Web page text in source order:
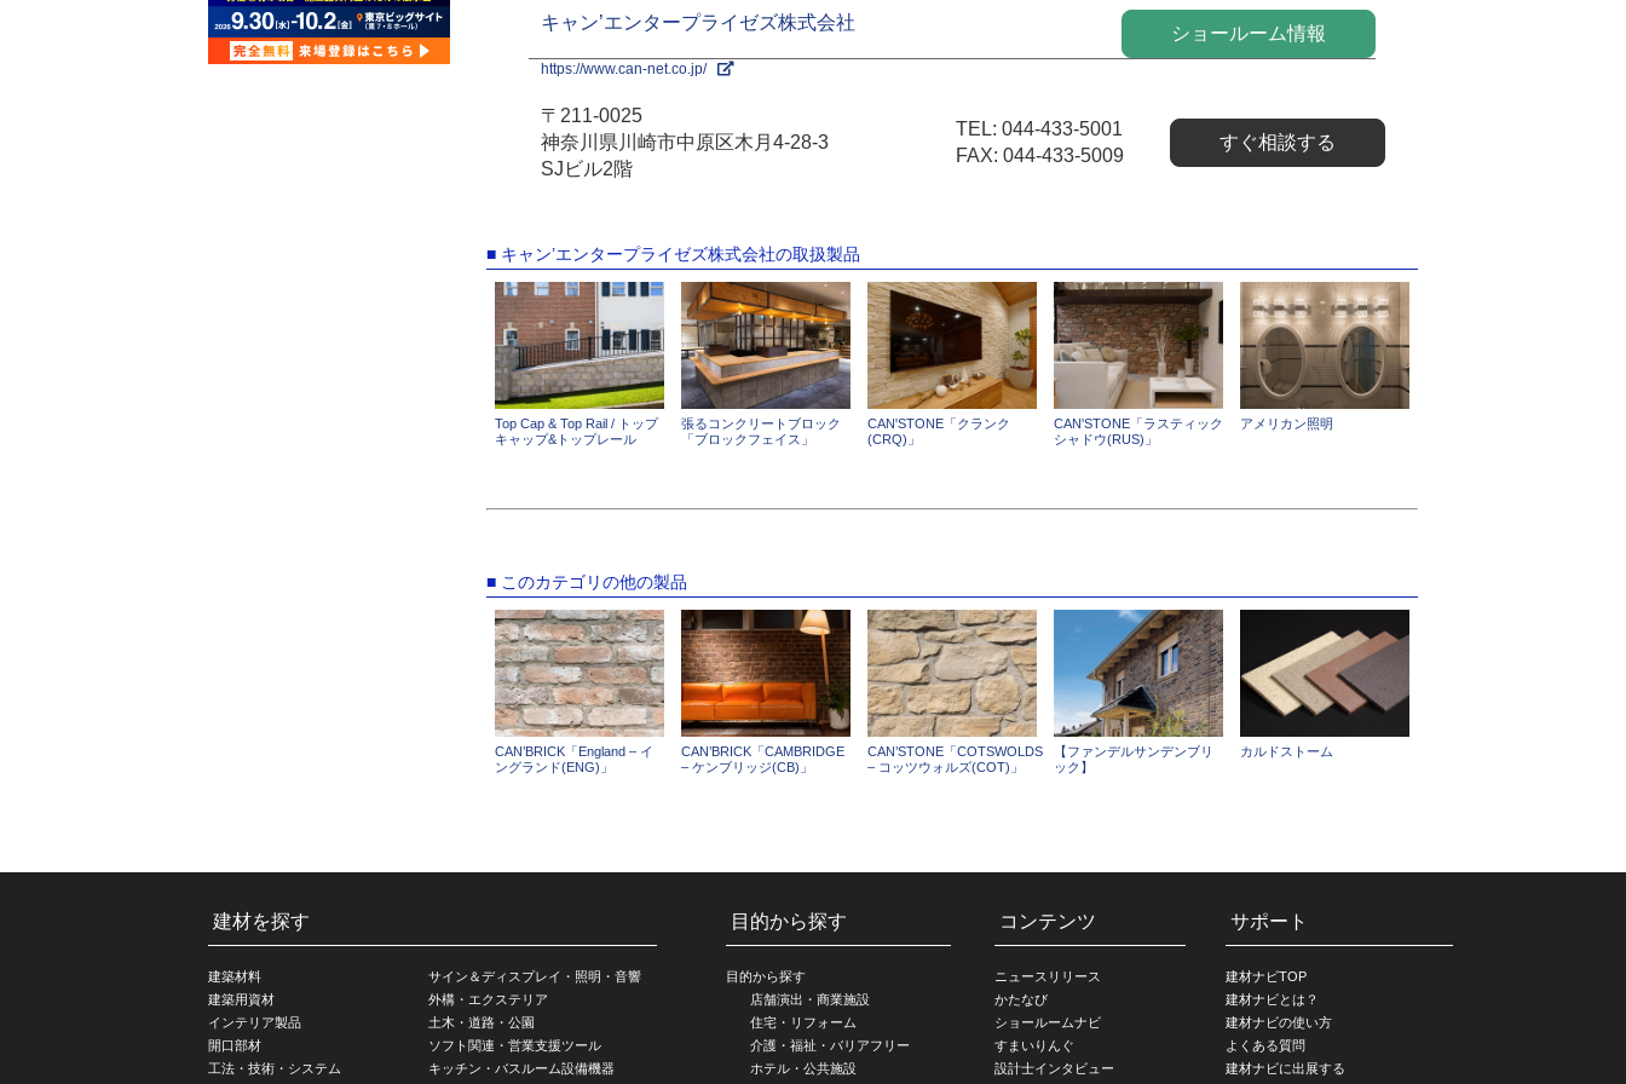
キャン’エンタープライゼズ株式会社
ショールーム情報
https://www.can-net.co.jp/
〒211-0025
神奈川県川崎市中原区木月4-28-3
SJビル2階
TEL: 044-433-5001
FAX: 044-433-5009
すぐ相談する
■ キャン’エンタープライゼズ株式会社の取扱製品
Top Cap & Top Rail / トップ
キャップ&トップレール
張るコンクリートブロック
「ブロックフェイス」
CAN'STONE「クランク
(CRQ)」
CAN'STONE「ラスティック
シャドウ(RUS)」
アメリカン照明
■ このカテゴリの他の製品
CAN’BRICK「England – イ
ングランド(ENG)」
CAN’BRICK「CAMBRIDGE
– ケンブリッジ(CB)」
CAN’STONE「COTSWOLDS
– コッツウォルズ(COT)」
【ファンデルサンデンブリ
ック】
カルドストーム
建材を探す
建築材料
建築用資材
インテリア製品
開口部材
工法・技術・システム
サイン＆ディスプレイ・照明・音響
外構・エクステリア
土木・道路・公園
ソフト関連・営業支援ツール
キッチン・バスルーム設備機器
目的から探す
目的から探す
店舗演出・商業施設
住宅・リフォーム
介護・福祉・バリアフリー
ホテル・公共施設
コンテンツ
ニュースリリース
かたなび
ショールームナビ
すまいりんぐ
設計士インタビュー
サポート
建材ナビTOP
建材ナビとは？
建材ナビの使い方
よくある質問
建材ナビに出展する